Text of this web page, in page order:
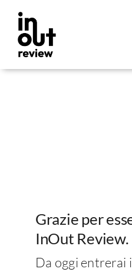
contenuto
per:
Grazie per
InOut Review.
Da oggi entrerai